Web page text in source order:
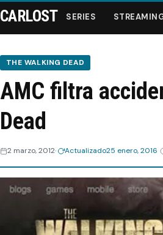
Series
Streaming
Videos
Webisodios
CARLOST SERIES
THE WALKING DEAD
AMC filtra
Dead
2 marzo, 2012 Actualizado25 enero, 2016